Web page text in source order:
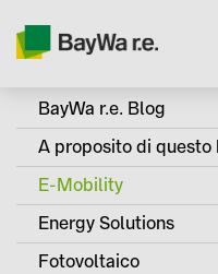
BayWa r.e. Blog
A proposito di questo
E-Mobility
Energy Solutions
Fotovoltaico